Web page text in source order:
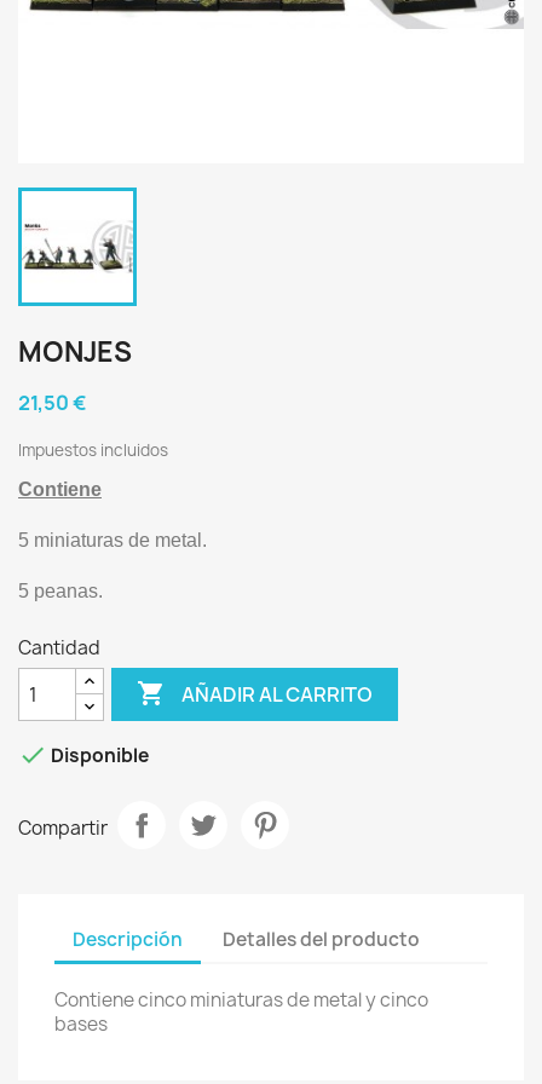
MONJES
21,50 €
Impuestos incluidos
Contiene
5 miniaturas de metal.
5 peanas.
Cantidad
 AÑADIR AL CARRITO
 Disponible
Compartir
Descripción Detalles del producto
Contiene cinco miniaturas de metal y cinco
bases